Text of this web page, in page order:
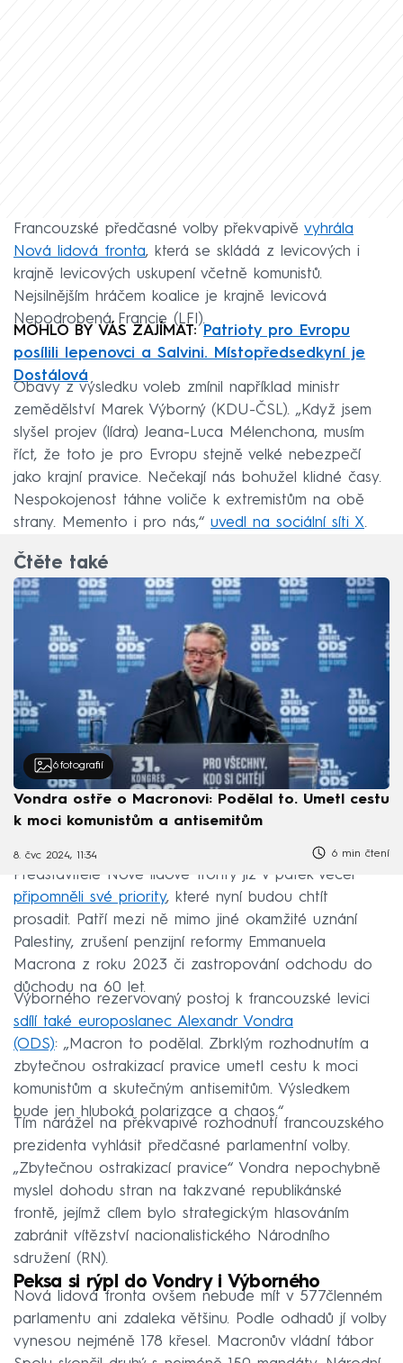
Francouzské předčasné volby překvapivě vyhrála
Nová lidová fronta, která se skládá z levicových i
krajně levicových uskupení včetně komunistů.
Nejsilnějším hráčem koalice je krajně levicová
Nepodrobená Francie (LFI).
MOHLO BY VÁS ZAJÍMAT: Patrioty pro Evropu
posílili lepenovci a Salvini. Místopředsedkyní je
Dostálová
Obavy z výsledku voleb zmínil například ministr
zemědělství Marek Výborný (KDU-ČSL). „Když jsem
slyšel projev (lídra) Jeana-Luca Mélenchona, musím
říct, že toto je pro Evropu stejně velké nebezpečí
jako krajní pravice. Nečekají nás bohužel klidné časy.
Nespokojenost táhne voliče k extremistům na obě
strany. Memento i pro nás,“ uvedl na sociální síti X.
Čtěte také
6 fotografií
Vondra ostře o Macronovi: Podělal to. Umetl cestu
k moci komunistům a antisemitům
8. čvc 2024, 11:34 6 min čtení
Představitelé Nové lidové fronty již v pátek večer
připomněli své priority, které nyní budou chtít
prosadit. Patří mezi ně mimo jiné okamžité uznání
Palestiny, zrušení penzijní reformy Emmanuela
Macrona z roku 2023 či zastropování odchodu do
důchodu na 60 let.
Výborného rezervovaný postoj k francouzské levici
sdílí také europoslanec Alexandr Vondra
(ODS): „Macron to podělal. Zbrklým rozhodnutím a
zbytečnou ostrakizací pravice umetl cestu k moci
komunistům a skutečným antisemitům. Výsledkem
bude jen hluboká polarizace a chaos.“
Tím narážel na překvapivé rozhodnutí francouzského
prezidenta vyhlásit předčasné parlamentní volby.
„Zbytečnou ostrakizací pravice“ Vondra nepochybně
myslel dohodu stran na takzvané republikánské
frontě, jejímž cílem bylo strategickým hlasováním
zabránit vítězství nacionalistického Národního
sdružení (RN).
Peksa si rýpl do Vondry i Výborného
Nová lidová fronta ovšem nebude mít v 577členném
parlamentu ani zdaleka většinu. Podle odhadů jí volby
vynesou nejméně 178 křesel. Macronův vládní tábor